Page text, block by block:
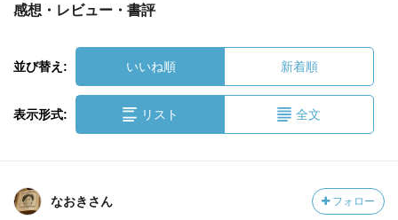
感想・レビュー・書評
並び替え: いいね順 新着順
表示形式: リスト 全文
なおきさん フォロー